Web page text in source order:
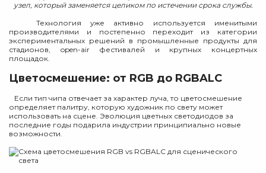
узел, который заменяется целиком по истечении срока службы.
Технология уже активно используется именитыми
производителями и постепенно переходит из категории
экспериментальных решений в промышленные продукты для
стадионов, open-air фестивалей и крупных концертных
площадок.
Цветосмешение: от RGB до RGBALC
Если тип чипа отвечает за характер луча, то цветосмешение
определяет палитру, которую художник по свету может
использовать на сцене. Эволюция цветных светодиодов за
последние годы подарила индустрии принципиально новые
возможности.